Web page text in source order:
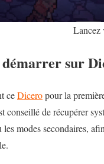
Lancez
sur
ceDiceropour la
conseillé de récupérer
modes secondaires,